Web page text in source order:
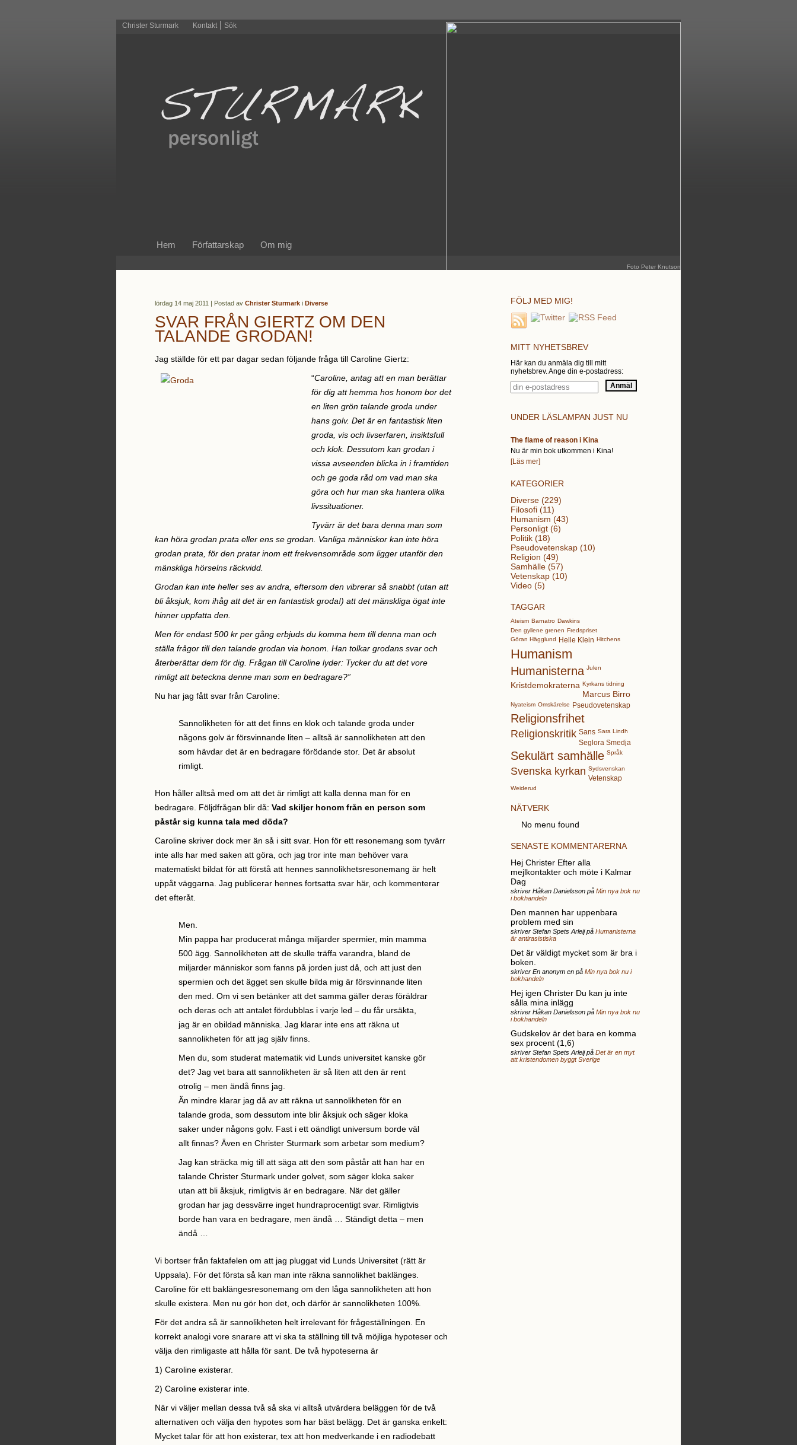
Christer Sturmark Kontakt| Sök
Foto Peter Knutson
Hem Författarskap Om mig
lördag 14 maj 2011 | Postad av Christer Sturmarki Diverse
SVAR FRÅN GIERTZ OM DEN
TALANDE GRODAN!
Jag ställde för ett par dagar sedan följande fråga till Caroline Giertz:
“Caroline, antag att en man berättar
för dig att hemma hos honom bor det
en liten grön talande groda under
hans golv. Det är en fantastisk liten
groda, vis och livserfaren, insiktsfull
och klok. Dessutom kan grodan i
vissa avseenden blicka in i framtiden
och ge goda råd om vad man ska
göra och hur man ska hantera olika
livssituationer.
Tyvärr är det bara denna man som
kan höra grodan prata eller ens se grodan. Vanliga människor kan inte höra
grodan prata, för den pratar inom ett frekvensområde som ligger utanför den
mänskliga hörselns räckvidd.
Grodan kan inte heller ses av andra, eftersom den vibrerar så snabbt (utan att
bli åksjuk, kom ihåg att det är en fantastisk groda!) att det mänskliga ögat inte
hinner uppfatta den.
Men för endast 500 kr per gång erbjuds du komma hem till denna man och
ställa frågor till den talande grodan via honom. Han tolkar grodans svar och
återberättar dem för dig. Frågan till Caroline lyder: Tycker du att det vore
rimligt att beteckna denne man som en bedragare?”
Nu har jag fått svar från Caroline:
Sannolikheten för att det finns en klok och talande groda under
någons golv är försvinnande liten – alltså är sannolikheten att den
som hävdar det är en bedragare förödande stor. Det är absolut
rimligt.
Hon håller alltså med om att det är rimligt att kalla denna man för en
bedragare. Följdfrågan blir då: Vad skiljer honom från en person som
påstår sig kunna tala med döda?
Caroline skriver dock mer än så i sitt svar. Hon för ett resonemang som tyvärr
inte alls har med saken att göra, och jag tror inte man behöver vara
matematiskt bildat för att förstå att hennes sannolikhetsresonemang är helt
uppåt väggarna. Jag publicerar hennes fortsatta svar här, och kommenterar
det efteråt.
Men.
Min pappa har producerat många miljarder spermier, min mamma
500 ägg. Sannolikheten att de skulle träffa varandra, bland de
miljarder människor som fanns på jorden just då, och att just den
spermien och det ägget sen skulle bilda mig är försvinnande liten
den med. Om vi sen betänker att det samma gäller deras föräldrar
och deras och att antalet fördubblas i varje led – du får ursäkta,
jag är en obildad människa. Jag klarar inte ens att räkna ut
sannolikheten för att jag själv finns.
Men du, som studerat matematik vid Lunds universitet kanske gör
det? Jag vet bara att sannolikheten är så liten att den är rent
otrolig – men ändå finns jag.
Än mindre klarar jag då av att räkna ut sannolikheten för en
talande groda, som dessutom inte blir åksjuk och säger kloka
saker under någons golv. Fast i ett oändligt universum borde väl
allt finnas? Även en Christer Sturmark som arbetar som medium?
Jag kan sträcka mig till att säga att den som påstår att han har en
talande Christer Sturmark under golvet, som säger kloka saker
utan att bli åksjuk, rimligtvis är en bedragare. När det gäller
grodan har jag dessvärre inget hundraprocentigt svar. Rimligtvis
borde han vara en bedragare, men ändå … Ständigt detta – men
ändå …
Vi bortser från faktafelen om att jag pluggat vid Lunds Universitet (rätt är
Uppsala). För det första så kan man inte räkna sannolikhet baklänges.
Caroline för ett baklängesresonemang om den låga sannolikheten att hon
skulle existera. Men nu gör hon det, och därför är sannolikheten 100%.
För det andra så är sannolikheten helt irrelevant för frågeställningen. En
korrekt analogi vore snarare att vi ska ta ställning till två möjliga hypoteser och
välja den rimligaste att hålla för sant. De två hypoteserna är
1) Caroline existerar.
2) Caroline existerar inte.
När vi väljer mellan dessa två så ska vi alltså utvärdera beläggen för de två
alternativen och välja den hypotes som har bäst belägg. Det är ganska enkelt:
Mycket talar för att hon existerar, tex att hon medverkande i en radiodebatt
FÖLJ MED MIG!
MITT NYHETSBREV
Här kan du anmäla dig till mitt
nyhetsbrev. Ange din e-postadress:
UNDER LÄSLAMPAN JUST NU
The flame of reason i Kina
Nu är min bok utkommen i Kina!
[Läs mer]
KATEGORIER
Diverse (229)
Filosofi (11)
Humanism (43)
Personligt (6)
Politik (18)
Pseudovetenskap (10)
Religion (49)
Samhälle (57)
Vetenskap (10)
Video (5)
TAGGAR
Ateism Barnatro Dawkins
Den gyllene grenen Fredspriset
Göran Hägglund
Helle Klein Hitchens
Humanism
Humanisterna Julen
Kristdemokraterna Kyrkans tidning
Marcus Birro
Nyateism Omskärelse Pseudovetenskap
Religionsfrihet
Religionskritik Sans Sara Lindh
Seglora Smedja
Sekulärt samhälle Språk
Svenska kyrkan Sydsvenskan
Vetenskap
Weiderud
NÄTVERK
No menu found
SENASTE KOMMENTARERNA
Hej Christer Efter alla
mejlkontakter och möte i Kalmar
Dag
skriver Håkan Danielsson på Min nya bok nu
i bokhandeln
Den mannen har uppenbara
problem med sin
skriver Stefan Spets Arleij på Humanisterna
är antirasistiska
Det är väldigt mycket som är bra i
boken.
skriver En anonym en på Min nya bok nu i
bokhandeln
Hej igen Christer Du kan ju inte
sålla mina inlägg
skriver Håkan Danielsson på Min nya bok nu
i bokhandeln
Gudskelov är det bara en komma
sex procent (1,6)
skriver Stefan Spets Arleij på Det är en myt
att kristendomen byggt Sverige